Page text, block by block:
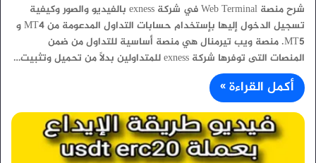
شرح منصة Web Terminal في شركة exness بالفيديو والصور وكيفية
تسجيل الدخول إليها بإستخدام حسابات التداول المدعومة من MT4 و
MT5. منصة ويب تيرمنال هي منصة أساسية للتداول من ضمن
المنصات التى توفرها شركة exness للمتداولين بدلاً من تحميل وتثبيت…
أكمل القراءة »